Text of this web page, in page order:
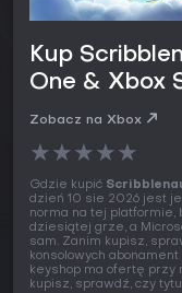
Kup
One & Xbox
Zobacz na Xbox
★★★★★
Gdzie kupić
dzień 10 sie 2026 jest
norma na tej platformie,
dziesiątej grze, a
sam. Zanim kupisz,
konsolowych
keyshop ma ofertę przy
kupisz, sprawdź, czy